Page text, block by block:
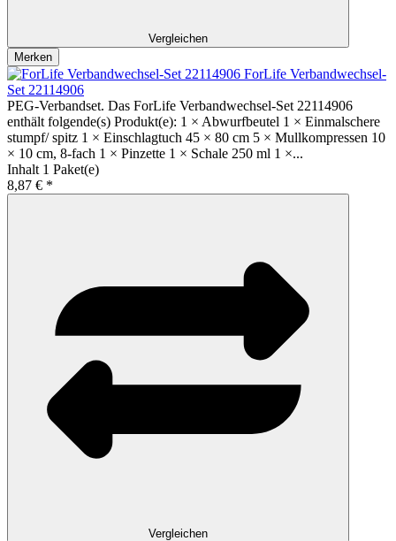
Vergleichen
Merken
ForLife Verbandwechsel-
Set 22114906
PEG-Verbandset. Das ForLife Verbandwechsel-Set 22114906
enthält folgende(s) Produkt(e): 1 × Abwurfbeutel 1 × Einmalschere
stumpf/ spitz 1 × Einschlagtuch 45 × 80 cm 5 × Mullkompressen 10
× 10 cm, 8-fach 1 × Pinzette 1 × Schale 250 ml 1 ×...
Inhalt 1 Paket(e)
8,87 € *
Vergleichen